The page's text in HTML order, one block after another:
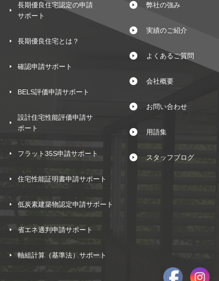
長期優良住宅認定の申請
サポート
長期優良住宅とは？
確認申請サポート
BELS評価申請サポート
設計住宅性能評価申請サ
ポート
フラット35S申請サポート
住宅性能証明書申請サポート
低炭素建築物認定申請サポート
省エネ適判申請サポート
軸組計算（基準法）サポート
弊社の強み
実績のご紹介
よくあるご質問
会社概要
お問い合わせ
用語集
スタッフブログ